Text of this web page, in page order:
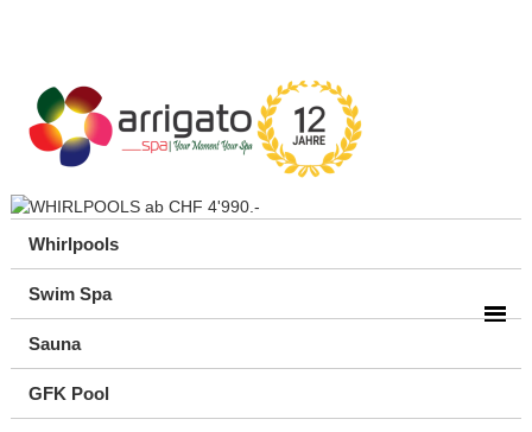
Whirlpools
Swim Spa
Sauna
GFK Pool